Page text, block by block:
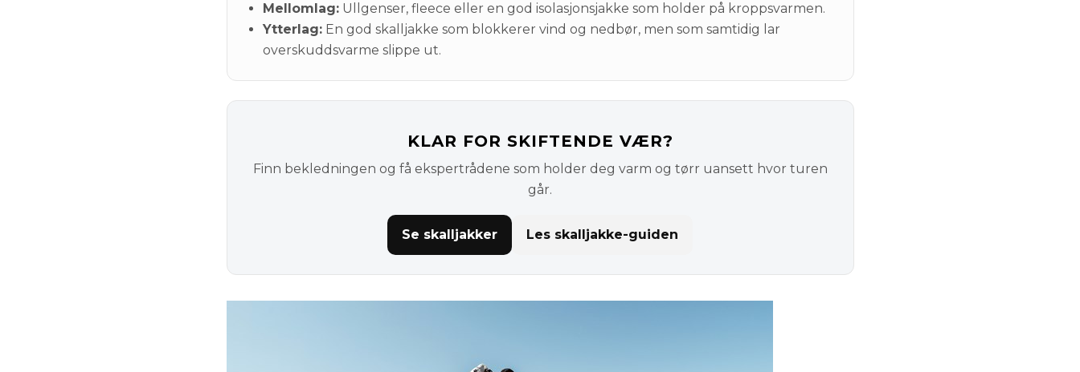
Mellomlag:Ullgenser, fleece eller en god isolasjonsjakke som holder på kroppsvarmen.
Ytterlag:En god skalljakke som blokkerer vind og nedbør, men som samtidig lar
overskuddsvarme slippe ut.
KLAR FOR SKIFTENDE VÆR?
Finn bekledningen og få ekspertrådene som holder deg varm og tørr uansett hvor turen
går.
Se skalljakker Les skalljakke-guiden